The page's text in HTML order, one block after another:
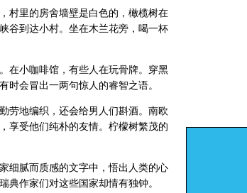
村里的房舍墙壁是白色的，橄榄树在
谷到达小村。坐在木兰花旁，喝一杯
在小咖啡馆，有些人在玩骨牌。穿黑
时会冒出一两句惊人的睿智之语。
劳地编织，还会给男人们斟酒。南欧
享受他们纯朴的友情。柠檬树繁茂的
细腻而质感的文字中，悟出人类的心
典作家们对这些国家却情有独钟。